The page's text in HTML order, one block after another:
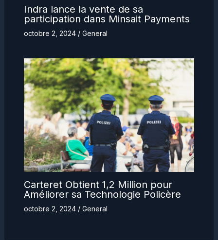
Indra lance la vente de sa
participation dans Minsait Payments
octobre 2, 2024 / General
Carteret Obtient 1,2 Million pour
Améliorer sa Technologie Policère
octobre 2, 2024 / General